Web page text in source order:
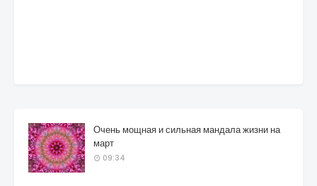
Очень мощная и сильная мандала жизни на
март
09:34